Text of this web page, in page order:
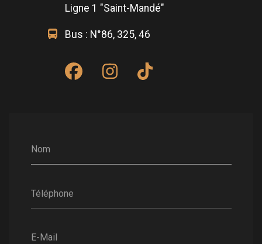
Nom
Téléphone
E-Mail
Ligne 1 "Saint-Mandé"
Bus : N°86, 325, 46